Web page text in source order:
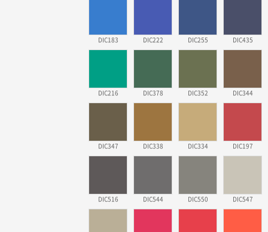
DIC183 DIC222 DIC255 DIC435
DIC216 DIC378 DIC352 DIC344
DIC347 DIC338 DIC334 DIC197
DIC516 DIC544 DIC550 DIC547